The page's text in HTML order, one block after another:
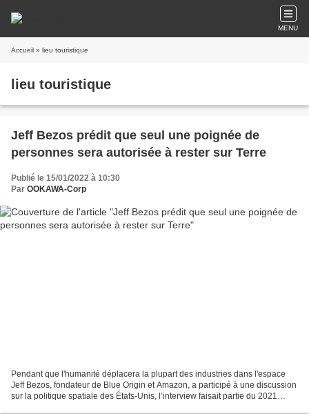
MENU
Accueil » lieu touristique
lieu touristique
Jeff Bezos prédit que seul une poignée de
personnes sera autorisée à rester sur Terre
Publié le 15/01/2022 à 10:30
Par OOKAWA-Corp
Pendant que l'humanité déplacera la plupart des industries dans l'espace
Jeff Bezos, fondateur de Blue Origin et Amazon, a participé à une discussion
sur la politique spatiale des États-Unis, l’interview faisait partie du 2021